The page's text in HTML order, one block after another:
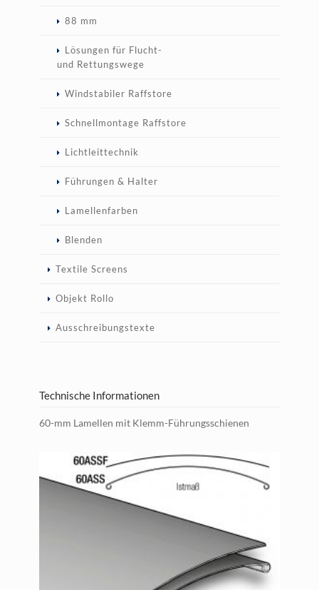
88 mm
Lösungen für Flucht-
und Rettungswege
Windstabiler Raffstore
Schnellmontage Raffstore
Lichtleittechnik
Führungen & Halter
Lamellenfarben
Blenden
Textile Screens
Objekt Rollo
Ausschreibungstexte
Technische Informationen
60-mm Lamellen mit Klemm-Führungsschienen